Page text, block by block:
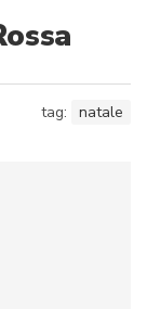
tag: natale